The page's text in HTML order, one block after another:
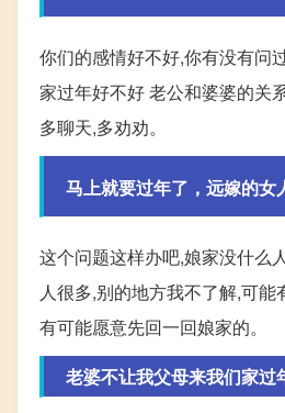
你们的感情好不好,你有没有问
家过年好不好 老公和婆婆的关
多聊天,多劝劝。
马上就要过年了，远嫁的女
这个问题这样办吧,娘家没什么
人很多,别的地方我不了解,可
有可能愿意先回一回娘家的。
老婆不让我父母来我们家过